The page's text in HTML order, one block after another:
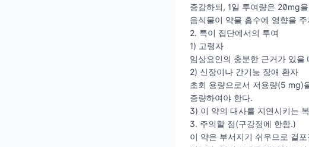
증감하되, 1일 투여량은 20mg
음식물이 약물 흡수에 영향을
2. 특이 집단에서의 투여
1) 고령자
임상요인의 충분한 근거가 있
2) 신장이나 간기능 장애 환자
초회 용량으로서 저용량(5 mg)
증량하여야 한다.
3) 이 약의 대사를 지연시키는
3. 주의할 점(구강정에 한함.)
이 약은 부서지기 쉬우므로 겉